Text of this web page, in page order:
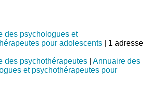
des psychologues et
pour adolescents| 1 adresse
des psychothérapeutes| Annuaire des
et psychothérapeutes pour